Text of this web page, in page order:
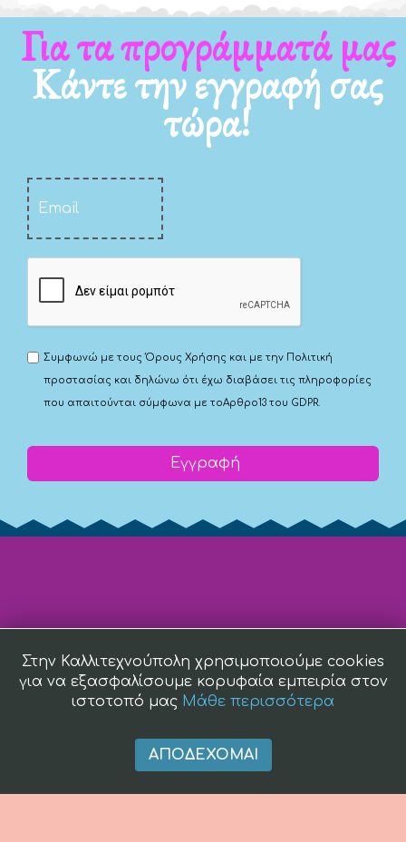
Για τα προγράμματά μας
Κάντε την εγγραφή σας
τώρα!
Συμφωνώ με τουςΌρους Χρήσης και με την Πολιτική
προστασίας και δηλώνω ότι έχω διαβάσει τις πληροφορίες
που απαιτούνται σύμφωνα με τοΑρθρο13 του GDPR.
Εγγραφή
Στην Καλλιτεχνούπολη χρησιμοποιούμε cookies
για να εξασφαλίσουμε κορυφαία εμπειρία στον
ιστοτοπό μας Μάθε περισσότερα
ΑΠΟΔΈΧΟΜΑΙ